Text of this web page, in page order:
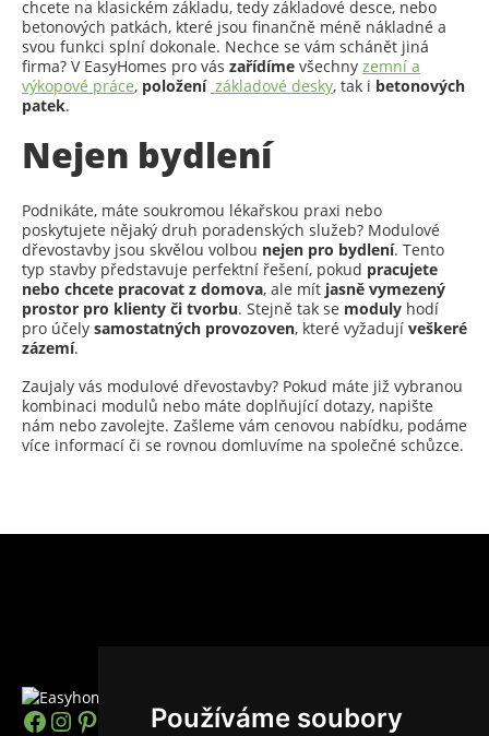
Používáme soubory
chcete na klasickém základu, tedy základové desce, nebo
betonových patkách, které jsou finančně méně nákladné a
svou funkci splní dokonale. Nechce se vám schánět jiná
firma? V EasyHomes pro vás zařídíme všechny zemní a
výkopové práce, položení základové desky, tak i betonových
patek.
Nejen bydlení
Podnikáte, máte soukromou lékařskou praxi nebo
poskytujete nějaký druh poradenských služeb? Modulové
dřevostavby jsou skvělou volbou nejen pro bydlení. Tento
typ stavby představuje perfektní řešení, pokud pracujete
nebo chcete pracovat z domova, ale mít jasně vymezený
prostor pro klienty či tvorbu. Stejně tak se moduly hodí
pro účely samostatných provozoven, které vyžadují veškeré
zázemí.
Zaujaly vás modulové dřevostavby? Pokud máte již vybranou
kombinaci modulů nebo máte doplňující dotazy, napište
nám nebo zavolejte. Zašleme vám cenovou nabídku, podáme
více informací či se rovnou domluvíme na společné schůzce.